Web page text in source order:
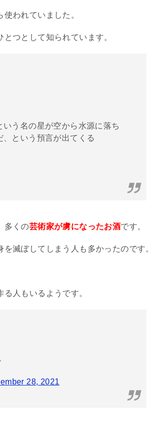
われていました。
つとして知られています。
う名の星が空から水源に落ち
という預言が出てくる
多くの芸術家が虜になったお酒です。
を滅ぼしてしまう人も多かったのです。
人もいるようです。
28, 2021